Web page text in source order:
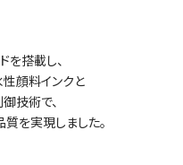
を搭載し、
顔料インクと
技術で、
を実現しました。